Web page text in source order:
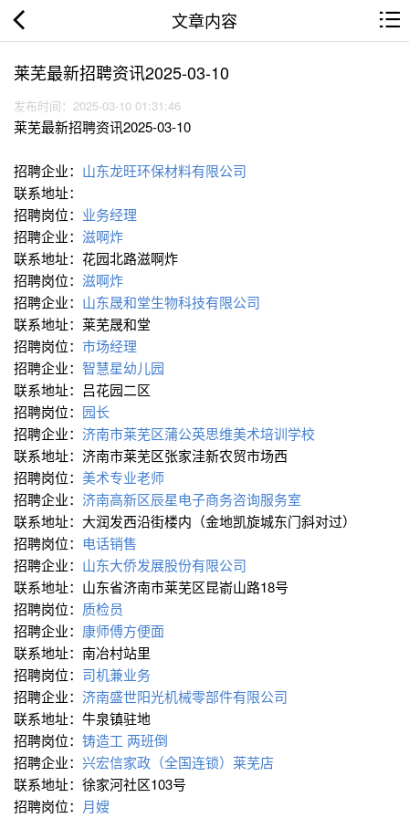
文章内容
莱芜最新招聘资讯2025-03-10
发布时间：2025-03-10 01:31:46
莱芜最新招聘资讯2025-03-10
招聘企业： 山东龙旺环保材料有限公司
联系地址：
招聘岗位： 业务经理
招聘企业： 滋啊炸
联系地址：花园北路滋啊炸
招聘岗位： 滋啊炸
招聘企业： 山东晟和堂生物科技有限公司
联系地址：莱芜晟和堂
招聘岗位： 市场经理
招聘企业： 智慧星幼儿园
联系地址：吕花园二区
招聘岗位： 园长
招聘企业： 济南市莱芜区蒲公英思维美术培训学校
联系地址：济南市莱芜区张家洼新农贸市场西
招聘岗位： 美术专业老师
招聘企业： 济南高新区辰星电子商务咨询服务室
联系地址：大润发西沿街楼内（金地凯旋城东门斜对过）
招聘岗位： 电话销售
招聘企业： 山东大侨发展股份有限公司
联系地址：山东省济南市莱芜区昆嵛山路18号
招聘岗位： 质检员
招聘企业： 康师傅方便面
联系地址：南冶村站里
招聘岗位： 司机兼业务
招聘企业： 济南盛世阳光机械零部件有限公司
联系地址：牛泉镇驻地
招聘岗位： 铸造工 两班倒
招聘企业： 兴宏信家政（全国连锁）莱芜店
联系地址：徐家河社区103号
招聘岗位： 月嫂